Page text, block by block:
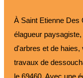
À Saint Etienne Des
élagueur
d'arbres et de
travaux de